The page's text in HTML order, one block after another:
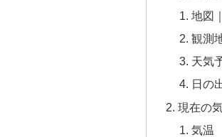
地図
観測
天気
日の
現在の
気温